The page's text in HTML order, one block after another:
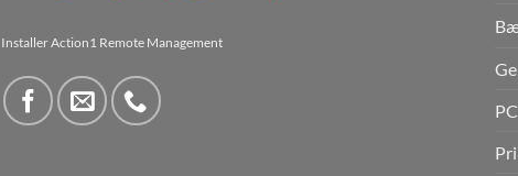
Installer Action1 Remote Management